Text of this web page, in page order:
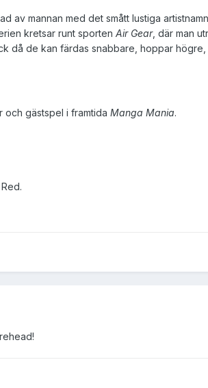
av mannan med det smått lustiga
kretsar runt sporten Air Gear, där man
då de kan färdas snabbare, hoppar
och gästspel i framtida Manga Mania.